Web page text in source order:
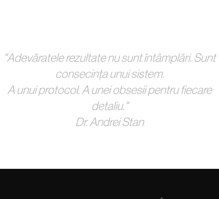
"Adevăratele rezultate nu sunt întâmplări. Sunt
consecința unui sistem.
A unui protocol. A unei obsesii pentru fiecare
detaliu."
Dr. Andrei Stan